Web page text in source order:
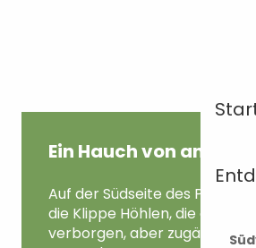
Ein Hauch von
Auf der Südseite des
die Klippe Höhlen, die gut im
verborgen, aber zugänglich